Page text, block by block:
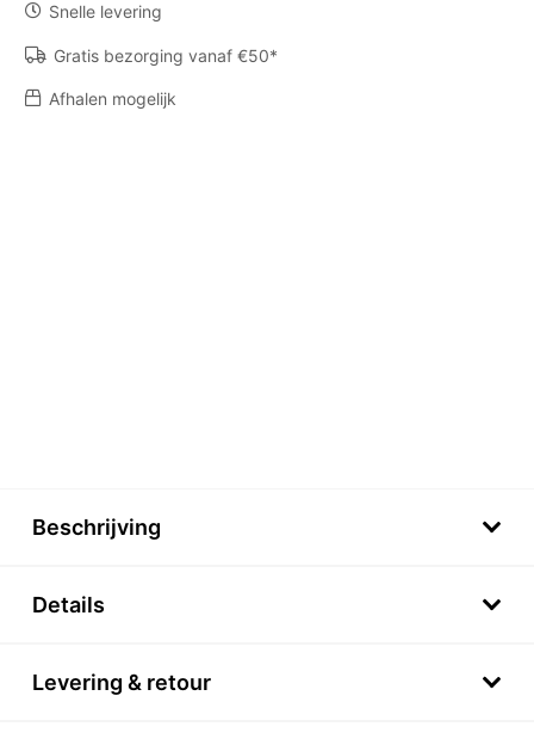
Smokegrey
aantal
Snelle levering
Gratis bezorging vanaf €50*
Afhalen mogelijk
Beschrijving
Details
Levering & retour